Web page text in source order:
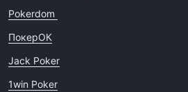
Pokerdom
ПокерОК
Jack Poker
1win Poker